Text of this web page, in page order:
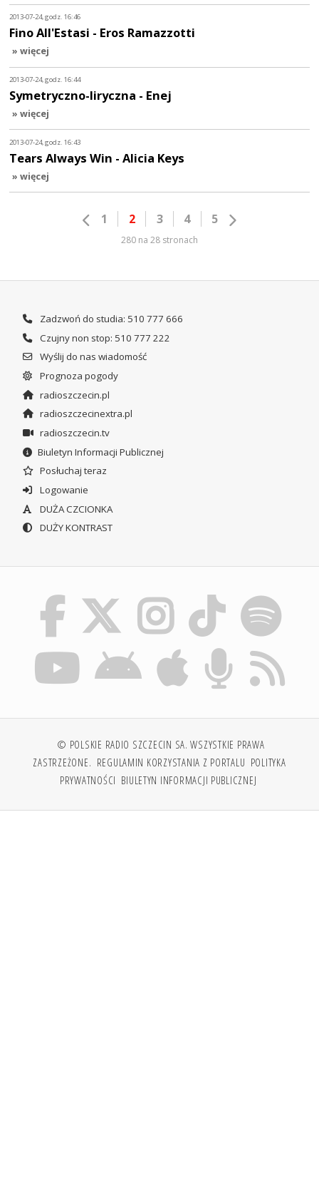
2013-07-24, godz. 16:46
Fino All'Estasi - Eros Ramazzotti
» więcej
2013-07-24, godz. 16:44
Symetryczno-liryczna - Enej
» więcej
2013-07-24, godz. 16:43
Tears Always Win - Alicia Keys
» więcej
1 2 3 4 5
280 na 28 stronach
Zadzwoń do studia: 510 777 666
Czujny non stop: 510 777 222
Wyślij do nas wiadomość
Prognoza pogody
radioszczecin.pl
radioszczecinextra.pl
radioszczecin.tv
Biuletyn Informacji Publicznej
Posłuchaj teraz
Logowanie
DUŻA CZCIONKA
DUŻY KONTRAST
© POLSKIE RADIO SZCZECIN SA. WSZYSTKIE PRAWA
ZASTRZEŻONE. REGULAMIN KORZYSTANIA Z PORTALU POLITYKA
PRYWATNOŚCI BIULETYN INFORMACJI PUBLICZNEJ